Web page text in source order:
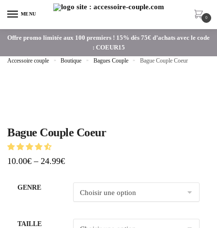
MENU
0
Offre promo limitée aux 100 premiers ! 15% dès 75€ d’achats avec le code
: COEUR15
Accessoire couple » Boutique » Bagues Couple » Bague Couple Coeur
Bague Couple Coeur
10.00€ – 24.99€
GENRE
TAILLE